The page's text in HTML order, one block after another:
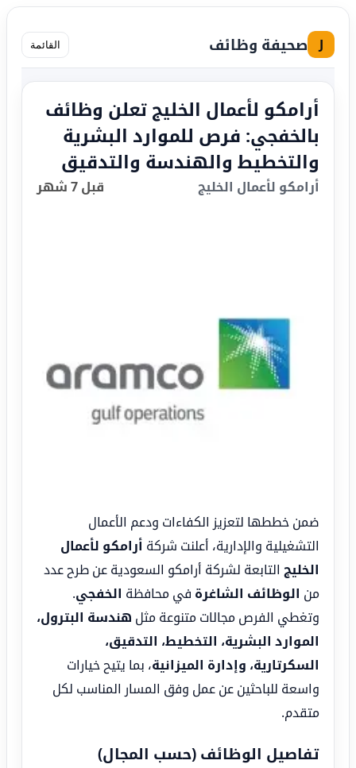
J صحيفة وظائف القائمة
أرامكو لأعمال الخليج تعلن وظائف
بالخفجي: فرص للموارد البشرية
والتخطيط والهندسة والتدقيق
أرامكو لأعمال الخليج قبل 7 شهر
ضمن خططها لتعزيز الكفاءات ودعم الأعمال
التشغيلية والإدارية، أعلنت شركة أرامكو لأعمال
الخليج التابعة لشركة أرامكو السعودية عن طرح عدد
من الوظائف الشاغرة في محافظة الخفجي.
وتغطي الفرص مجالات متنوعة مثل هندسة البترول،
الموارد البشرية، التخطيط، التدقيق،
السكرتارية، وإدارة الميزانية، بما يتيح خيارات
واسعة للباحثين عن عمل وفق المسار المناسب لكل
متقدم.
تفاصيل الوظائف (حسب المجال)